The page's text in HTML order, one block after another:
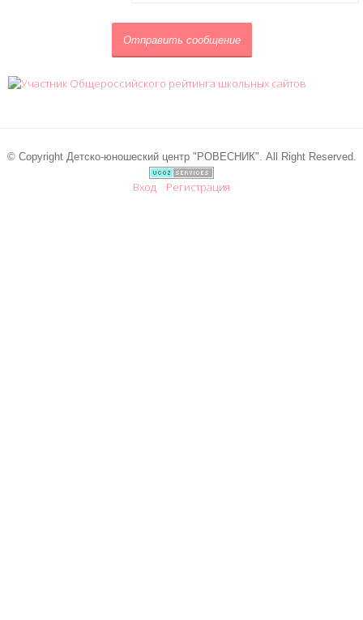
© Copyright Детско-юношеский центр "РОВЕСНИК". All Right Reserved.
Вход Регистрация